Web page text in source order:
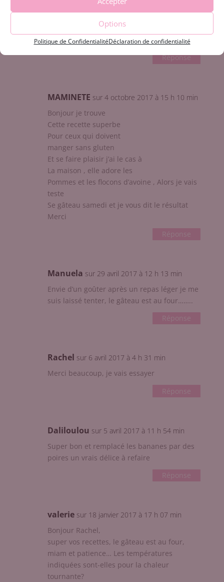
Options
Politique de ConfidentialitéDéclaration de confidentialité
Rachel sur 5 octobre 2017 à 4 h 46 min
Super, merci beaucoup Charlotte et bonne
journée
Réponse
MAMINETE sur 4 octobre 2017 à 15 h 10 min
Bonjour je trouve
Cette recette superbe
Pour ceux qui doivent
manger sans gluten
Et se faire plaisir j’ai le cas à
La maison , elle adore les
Pommes et les flocons d’avoine , Alors je vais
teste
Se gâteau samedi et je vous dit le résultat
Merci
Réponse
Manuela sur 29 avril 2017 à 12 h 13 min
Envie d’un goûter après un repas léger je me
suis laissé tenter, le gâteau est au four……..
Réponse
Rachel sur 6 avril 2017 à 4 h 31 min
Merci beaucoup, je vais essayer
Réponse
Daliloulou sur 5 avril 2017 à 11 h 54 min
Super bon et remplacé les bananes par des
poires un vrais délice à refaire
Réponse
valerie sur 18 janvier 2017 à 17 h 07 min
Bonjour Rachel,
super vos recettes, le gâteau est au four,
miam et patience… Les températures
indiquées sont-elles pour la chaleur
tournante?